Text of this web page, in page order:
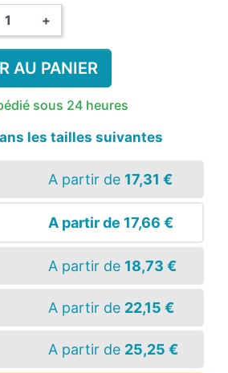
+
AU PANIER
sous 24 heures
les tailles suivantes
A partir de 17,31 €
A partir de 17,66 €
A partir de 18,73 €
A partir de 22,15 €
A partir de 25,25 €